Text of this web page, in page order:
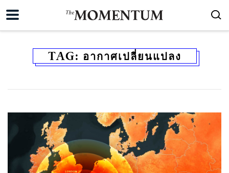
TAG: อากาศเปลี่ยนแปลง